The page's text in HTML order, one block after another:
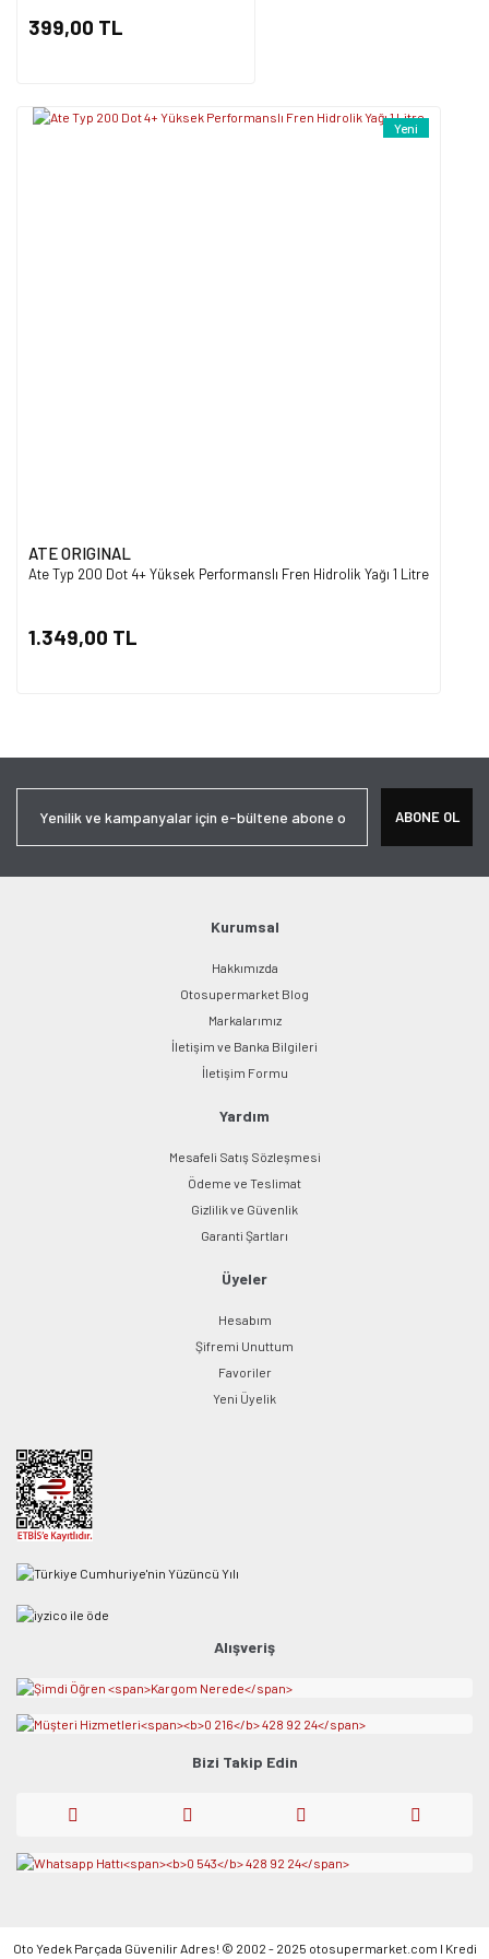
399,00 TL
Yeni
ATE ORIGINAL
Ate Typ 200 Dot 4+ Yüksek Performanslı Fren Hidrolik Yağı 1 Litre
1.349,00 TL
ABONE OL
Kurumsal
Hakkımızda
Otosupermarket Blog
Markalarımız
İletişim ve Banka Bilgileri
İletişim Formu
Yardım
Mesafeli Satış Sözleşmesi
Ödeme ve Teslimat
Gizlilik ve Güvenlik
Garanti Şartları
Üyeler
Hesabım
Şifremi Unuttum
Favoriler
Yeni Üyelik
Alışveriş
Bizi Takip Edin
Oto Yedek Parçada Güvenilir Adres! © 2002 - 2025 otosupermarket.com l Kredi